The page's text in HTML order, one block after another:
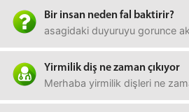
Bir insan neden fal baktirir?
asagidaki duyuruyu gorunce
Yirmilik diş ne zaman çıkıyor
Merhaba yirmilik dişleri ne